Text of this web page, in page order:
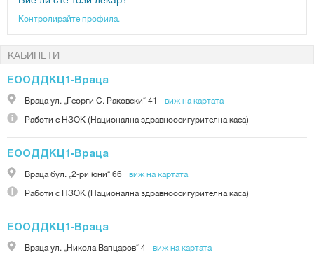
Контролирайте профила.
КАБИНЕТИ
ЕООДДКЦ1-Враца
Врацаул. „Георги С. Раковски“ 41
виж на картата
Работи с НЗОК (Национална здравноосигурителна каса)
ЕООДДКЦ1-Враца
Врацабул. „2-ри юни“ 66
виж на картата
Работи с НЗОК (Национална здравноосигурителна каса)
ЕООДДКЦ1-Враца
Врацаул. „Никола Вапцаров“ 4 виж на картата